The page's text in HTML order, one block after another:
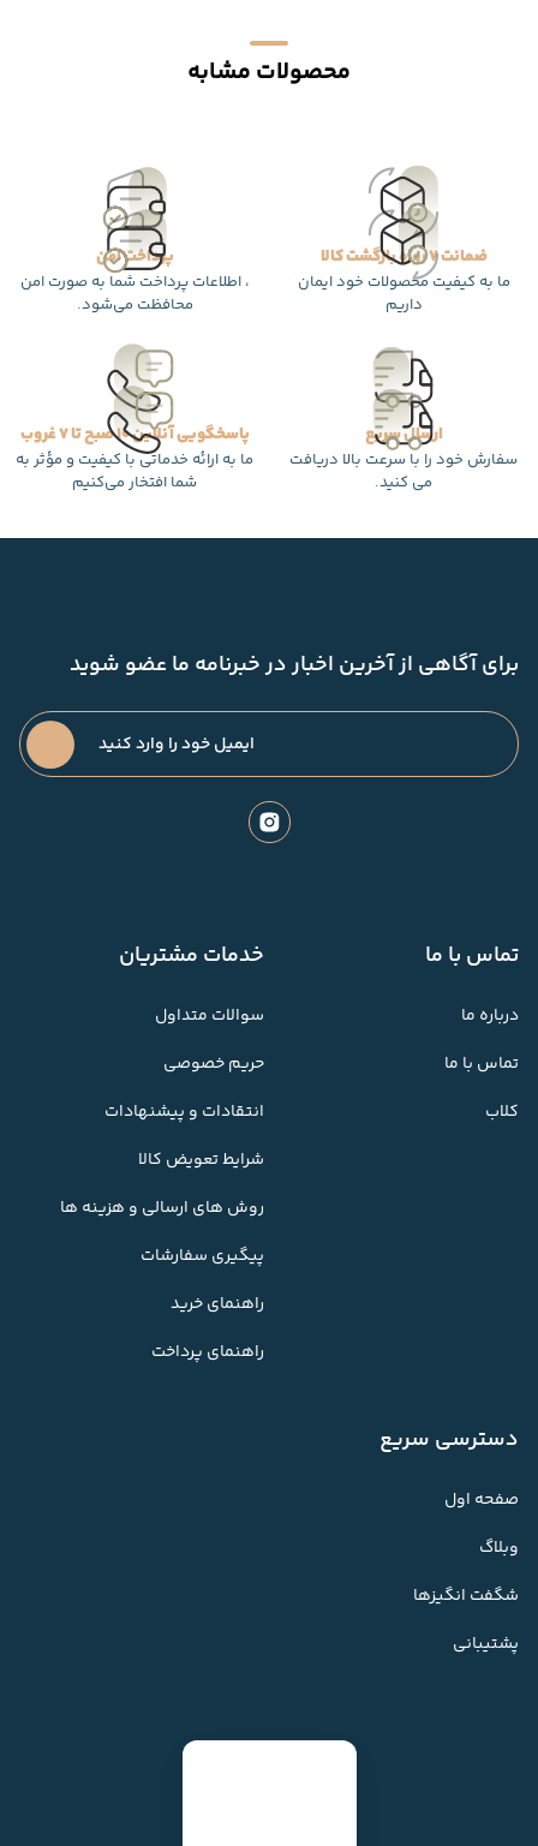
محصولات مشابه
ضمانت 7 روزه بازگشت کالا
ما به کیفیت محصولات خود ایمان
داریم
پرداخت امن
، اطلاعات پرداخت شما به صورت امن
محافظت می‌شود.
ارسال سریع
سفارش خود را با سرعت بالا دریافت
می کنید.
پاسخگویی آنلاین 10 صبح تا 7 غروب
ما به ارائه خدماتی با کیفیت و مؤثر به
شما افتخار می‌کنیم
برای آگاهی از آخرین اخبار در خبرنامه ما عضو شوید
تماس با ما
درباره ما
تماس با ما
کلاب
خدمات مشتریان
سوالات متداول
حریم خصوصی
انتقادات و پیشنهادات
شرایط تعویض کالا
روش های ارسالی و هزینه ها
پیگیری سفارشات
راهنمای خرید
راهنمای پرداخت
دسترسی سریع
صفحه اول
وبلاگ
شگفت انگیزها
پشتیبانی